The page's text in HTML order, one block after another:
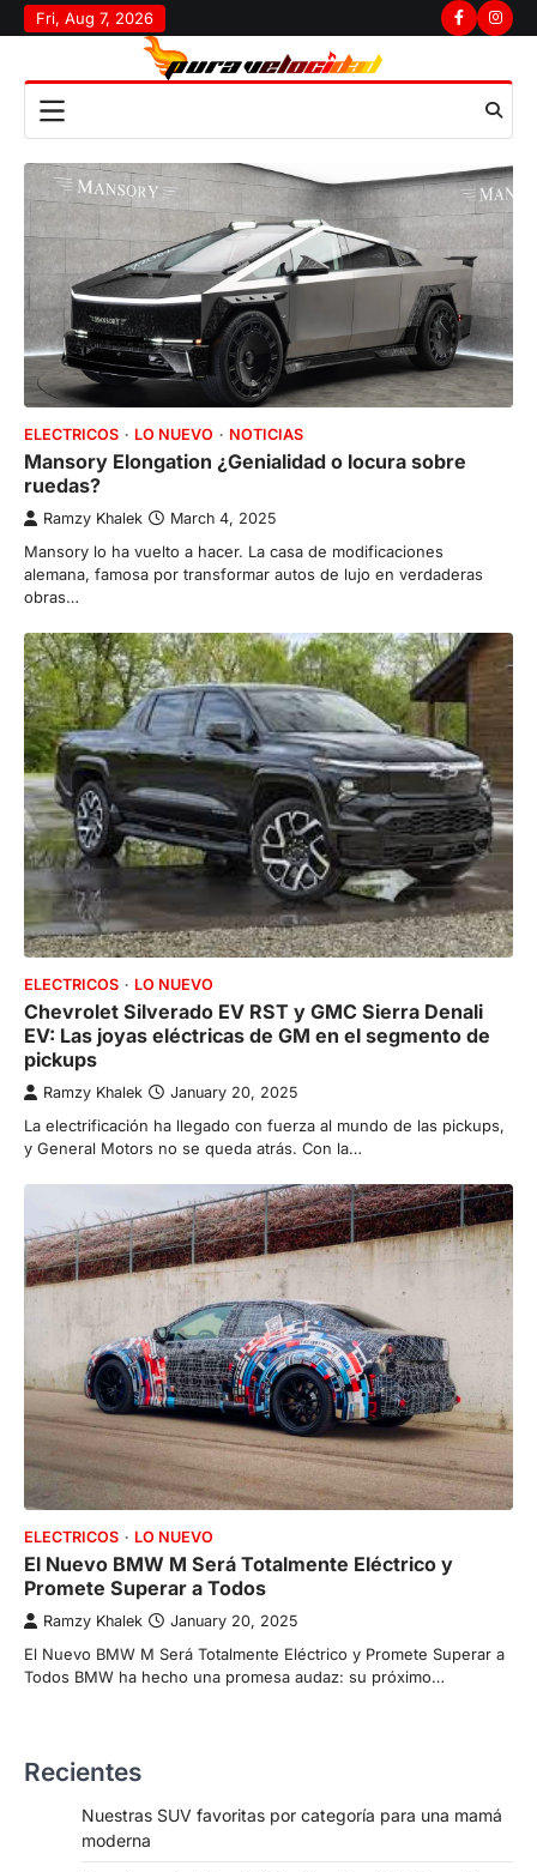
Skip
to
Fri, Aug 7, 2026 Facebook
ELECTRICOS LO NUEVO NOTICIAS
Mansory Elongation ¿Genialidad o locura sobre
ruedas?
Ramzy Khalek March 4, 2025
Mansory lo ha vuelto a hacer. La casa de modificaciones
alemana, famosa por transformar autos de lujo en verdaderas
obras…
ELECTRICOS LO NUEVO
Chevrolet Silverado EV RST y GMC Sierra Denali
EV: Las joyas eléctricas de GM en el segmento de
pickups
Ramzy Khalek January 20, 2025
La electrificación ha llegado con fuerza al mundo de las pickups,
y General Motors no se queda atrás. Con la…
ELECTRICOS LO NUEVO
El Nuevo BMW M Será Totalmente Eléctrico y
Promete Superar a Todos
Ramzy Khalek January 20, 2025
El Nuevo BMW M Será Totalmente Eléctrico y Promete Superar a
Todos BMW ha hecho una promesa audaz: su próximo…
Recientes
Nuestras SUV favoritas por categoría para una mamá
moderna